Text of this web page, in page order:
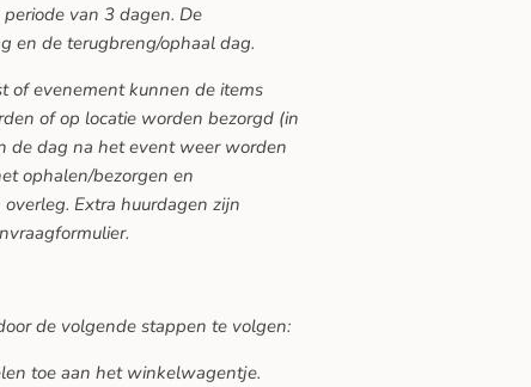
van 3 dagen. De
en de terugbreng/ophaal dag.
of evenement kunnen de items
of op locatie worden bezorgd (in
de dag na het event weer worden
ophalen/bezorgen en
Extra huurdagen zijn
de volgende stappen te volgen:
toe aan het winkelwagentje.